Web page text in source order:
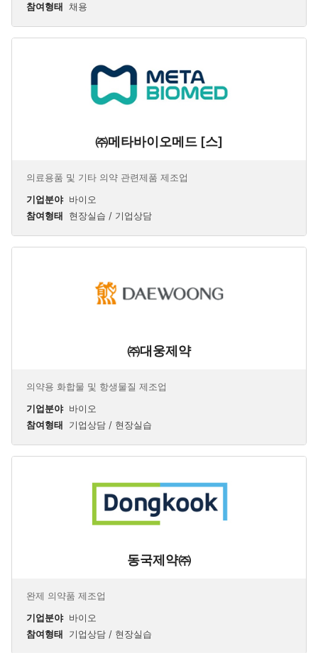
참여형태
채용
㈜메타바이오메드 [스]
의료용품 및 기타 의약 관련제품 제조업
기업분야 바이오
참여형태
현장실습 / 기업상담
㈜대웅제약
의약용 화합물 및 항생물질 제조업
기업분야 바이오
참여형태
기업상담 / 현장실습
동국제약㈜
완제 의약품 제조업
기업분야 바이오
참여형태
기업상담 / 현장실습